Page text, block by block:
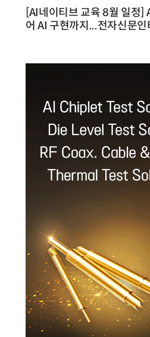
[AI네이티브 교육 8월 일정]
어 AI 구현까지...전자신문인